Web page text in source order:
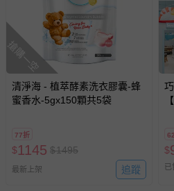
搶購一空
清淨海 - 植萃酵素洗衣膠囊-蜂
蜜香水-5gx150顆共5袋
77折
$1145 $1495
最新上架 追蹤
$